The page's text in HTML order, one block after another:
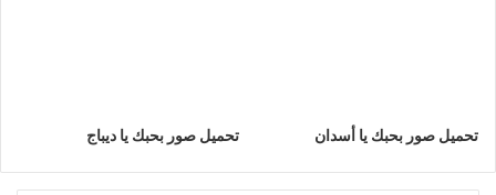
تحميل صور بحبك يا أسدان تحميل صور بحبك يا ديباج